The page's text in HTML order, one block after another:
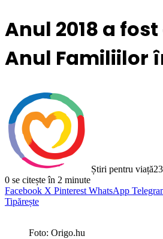
Anul 2018 a
Anul Familiilor
Știri pentru viață
0 se citește în 2 minute
Facebook X Pinterest WhatsApp
Tipărește
Foto: Origo.hu